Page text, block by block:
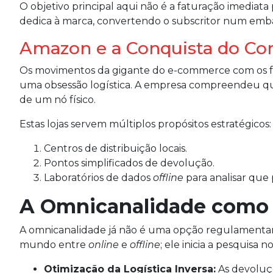
O objetivo principal aqui não é a faturação
dedica à marca, convertendo o subscritor num
Amazon e a Conquista do
Os movimentos da gigante do e-commerce com os
uma obsessão logística. A empresa compreendeu
de um nó físico.
Estas lojas servem múltiplos propósitos estratégicos:
Centros de distribuição locais.
Pontos simplificados de devolução.
Laboratórios de dados offline para analisar
A Omnicanalidade
A omnicanalidade já não é uma opção
mundo entre online e offline; ele inicia a pesquisa
Otimização da Logística Inversa: As